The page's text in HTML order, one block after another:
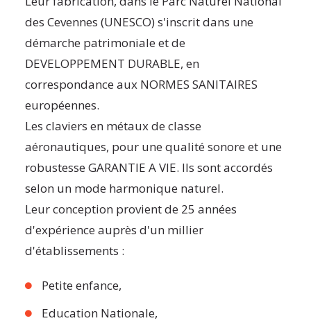
des Cevennes (UNESCO) s'inscrit dans une
démarche patrimoniale et de
DEVELOPPEMENT DURABLE, en
correspondance aux NORMES SANITAIRES
européennes.
Les claviers en métaux de classe
aéronautiques, pour une qualité sonore et une
robustesse GARANTIE A VIE. Ils sont accordés
selon un mode harmonique naturel.
Leur conception provient de 25 années
d'expérience auprès d'un millier
d'établissements :
Petite enfance,
Education Nationale,